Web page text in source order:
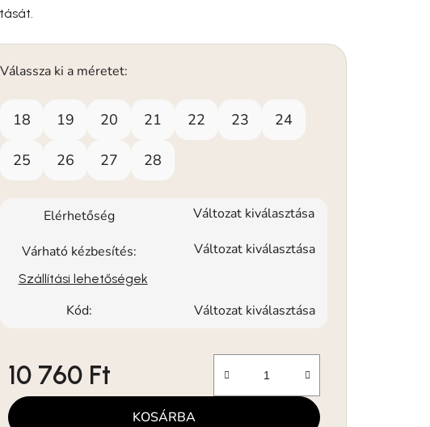
Válassza ki a méretet:
18 19 20 21 22 23 24
25 26 27 28
Elérhetőség Változat kiválasztása
Várható kézbesítés: Változat kiválasztása
Szállítási lehetőségek
Kód: Változat kiválasztása
10 760 Ft
Egységár:
KOSÁRBA